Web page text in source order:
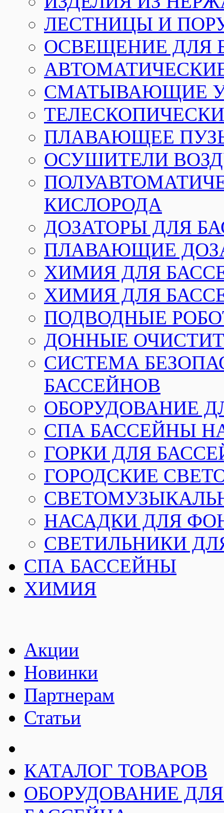
ЛЕСТНИЦЫ И
ОСВЕЩЕНИЕ ДЛЯ
СМАТЫВАЮЩИЕ
ПЛАВАЮЩЕЕ
ОСУШИТЕЛИ
КИСЛОРОДА
ДОЗАТОРЫ ДЛЯ
ПЛАВАЮЩИЕ
ХИМИЯ ДЛЯ
ХИМИЯ ДЛЯ
ПОДВОДНЫЕ
ДОННЫЕ
СИСТЕМА
БАССЕЙНОВ
ОБОРУДОВАНИЕ
СПА БАССЕЙНЫ
ГОРКИ ДЛЯ
ГОРОДСКИЕ
НАСАДКИ ДЛЯ
СВЕТИЛЬНИКИ
СПА БАССЕЙНЫ
ХИМИЯ
Акции
Новинки
Партнерам
Статьи
КАТАЛОГ ТОВАРОВ
ОБОРУДОВАНИЕ